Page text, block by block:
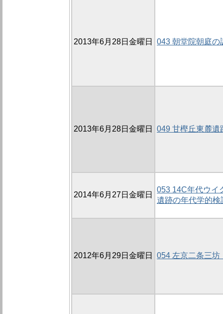
2013年6月28日金曜日 043 朝堂院朝庭の
2013年6月28日金曜日 049 甘樫丘東麓遺
2014年6月27日金曜日
053 14C年代ウイ
遺跡の年代学的検
2012年6月29日金曜日 054 左京二条三